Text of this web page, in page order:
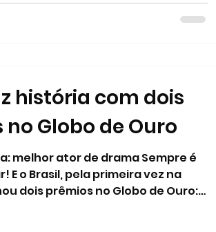
história com dois
Globo de Ouro
melhor ator de drama Sempre é
E o Brasil, pela primeira vez na
dois prêmios no Globo de Ouro: